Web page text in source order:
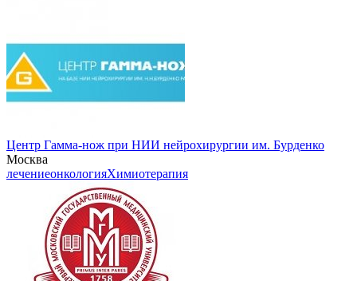
Центр Гамма-нож при НИИ нейрохирургии им. Бурденко
Москва
лечениеонкологияХимиотерапия